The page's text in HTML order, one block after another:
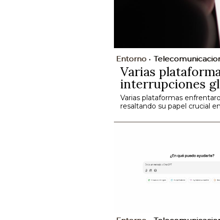
Entorno
Varias
interrupciones
Varias plataformas
resaltando su papel crucial